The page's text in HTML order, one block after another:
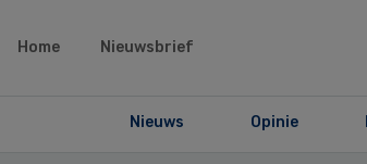
Home Nieuwsbrief
Nieuws Opinie